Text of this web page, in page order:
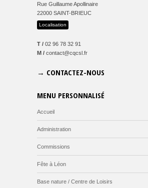
Rue Guillaume Apollinaire
22000 SAINT-BRIEUC
Localisation
T / 02 96 78 32 91
M / contact@cqcsl.fr
→ CONTACTEZ-NOUS
MENU PERSONNALISÉ
Accueil
Administration
Commissions
Fête à Léon
Base nature / Centre de Loisirs